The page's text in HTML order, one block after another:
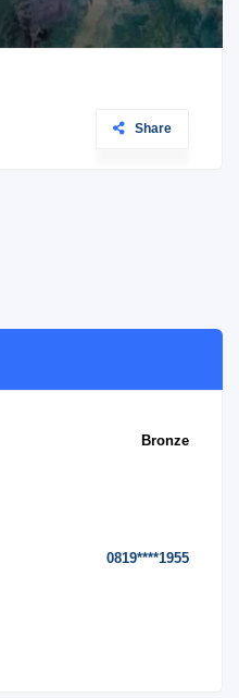
Share
Bronze
0819****1955